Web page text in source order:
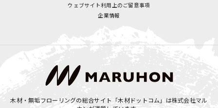
ウェブサイト利用上のご留意事項
企業情報
木材・無垢フローリングの総合サイト「木材ドットコム」は株式会社マル